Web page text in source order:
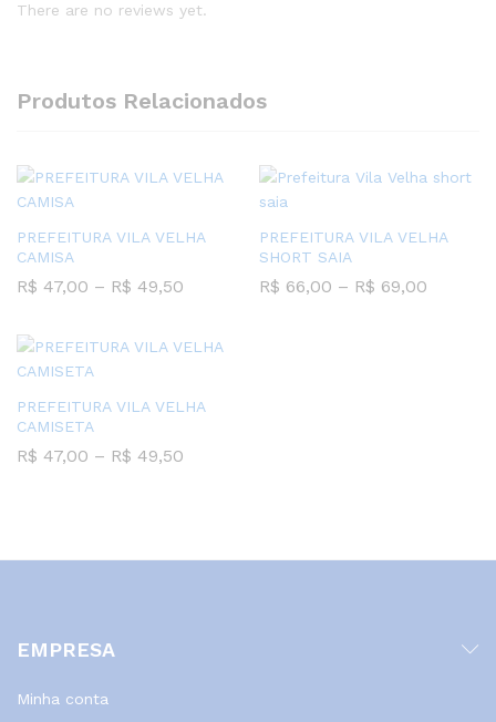
There are no reviews yet.
Produtos Relacionados
PREFEITURA VILA VELHA
CAMISA
R$ 47,00 – R$ 49,50
R$ 47,00
através
PREFEITURA VILA VELHA
SHORT SAIA
R$ 66,00 – R$ 69,00
PREFEITURA VILA VELHA
CAMISETA
R$ 47,00 – R$ 49,50
EMPRESA
Minha conta